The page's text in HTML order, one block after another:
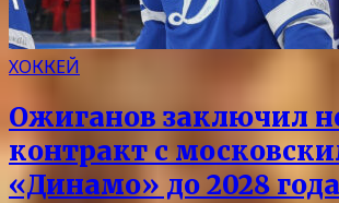
ХОККЕЙ
Ожиганов заключил
контракт с
«Динамо» до 2028 года